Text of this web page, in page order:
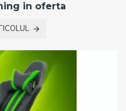
in oferta